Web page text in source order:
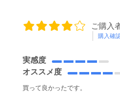
ご購入
購入確
実感度
オススメ度
買って良かったです。